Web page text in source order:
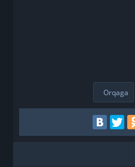
Orqaga